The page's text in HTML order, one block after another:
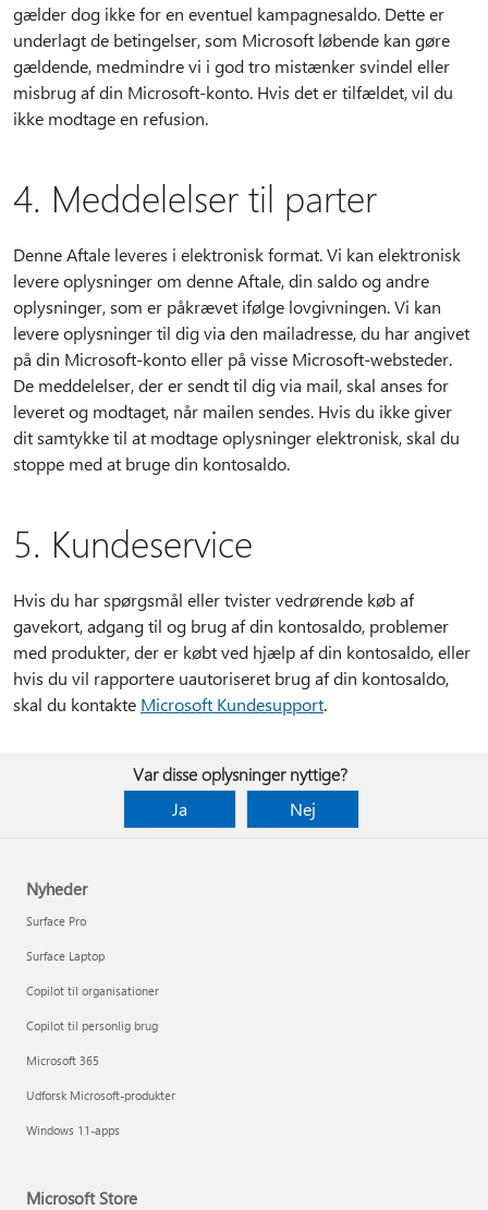
gælder dog ikke for en eventuel kampagnesaldo. Dette er
underlagt de betingelser, som Microsoft løbende kan gøre
gældende, medmindre vi i god tro mistænker svindel eller
misbrug af din Microsoft-konto. Hvis det er tilfældet, vil du
ikke modtage en refusion.
4. Meddelelser til parter
Denne Aftale leveres i elektronisk format. Vi kan elektronisk
levere oplysninger om denne Aftale, din saldo og andre
oplysninger, som er påkrævet ifølge lovgivningen. Vi kan
levere oplysninger til dig via den mailadresse, du har angivet
på din Microsoft-konto eller på visse Microsoft-websteder.
De meddelelser, der er sendt til dig via mail, skal anses for
leveret og modtaget, når mailen sendes. Hvis du ikke giver
dit samtykke til at modtage oplysninger elektronisk, skal du
stoppe med at bruge din kontosaldo.
5. Kundeservice
Hvis du har spørgsmål eller tvister vedrørende køb af
gavekort, adgang til og brug af din kontosaldo, problemer
med produkter, der er købt ved hjælp af din kontosaldo, eller
hvis du vil rapportere uautoriseret brug af din kontosaldo,
skal du kontakte Microsoft Kundesupport.
Var disse oplysninger nyttige?
Ja
Nej
Nyheder
Surface Pro
Surface Laptop
Copilot til organisationer
Copilot til personlig brug
Microsoft 365
Udforsk Microsoft-produkter
Windows 11-apps
Microsoft Store